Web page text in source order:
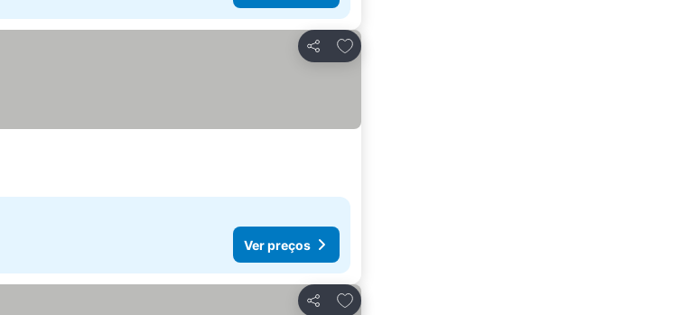
Partilhar
Adicionar aos favoritos
Ver preços
Partilhar
Adicionar aos favoritos